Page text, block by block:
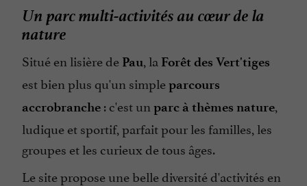
Un parc multi-activités au cœur de la
nature
Situé en lisière de Pau , la Forêt des Vert'tiges
est bien plus qu'un simpleparcours
accrobranche : c'est un parc à thèmes nature
ludique et sportif, parfait pour les familles, les
groupes et les curieux de tous âges.
Le site propose une belle diversité d'activités en